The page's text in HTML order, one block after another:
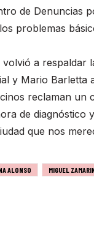
de Denuncias
problemas
a respaldar
y Mario Barletta
reclaman un
de diagnóstico
que nos
ALONSO MIGUEL